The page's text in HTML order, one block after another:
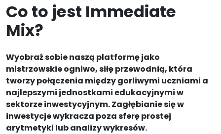
Co to jest Immediate
Mix?
Wyobraź sobie naszą platformę jako
mistrzowskie ogniwo, siłę przewodnią, która
tworzy połączenia między gorliwymi uczniami a
najlepszymi jednostkami edukacyjnymi w
sektorze inwestycyjnym. Zagłębianie się w
inwestycje wykracza poza sferę prostej
arytmetyki lub analizy wykresów.